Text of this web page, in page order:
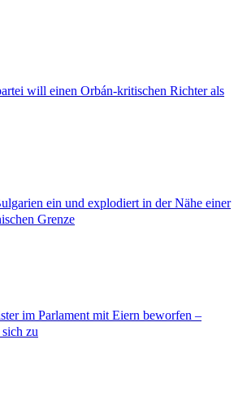
will einen Orbán-kritischen Richter als
ein und explodiert in der Nähe einer
Grenze
im Parlament mit Eiern beworfen –
zu